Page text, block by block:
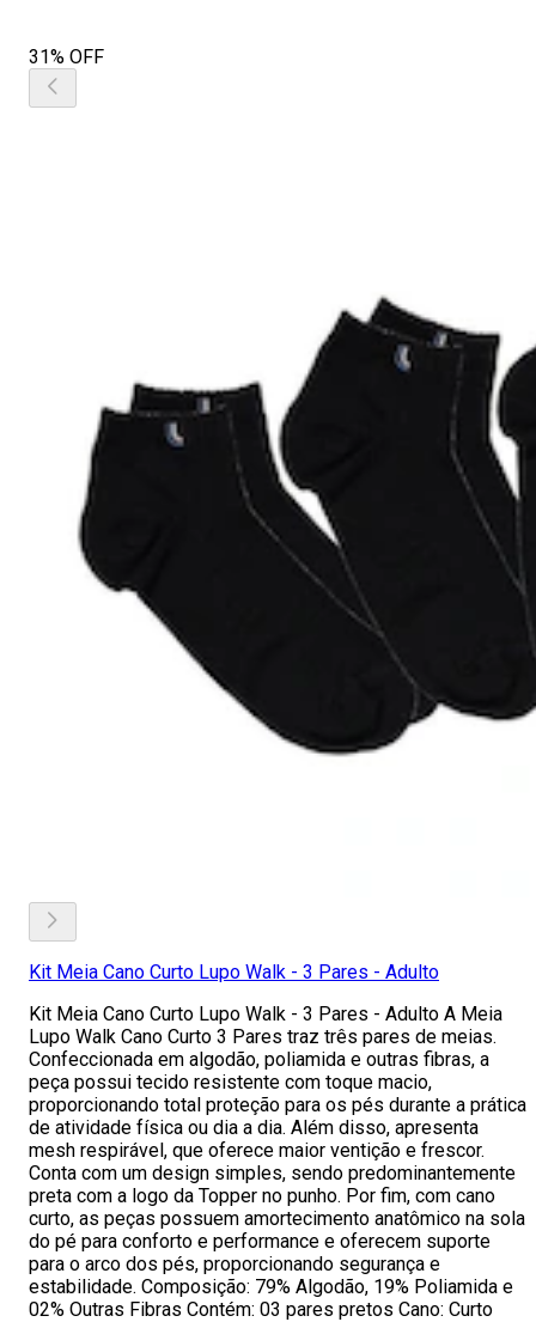
31% OFF
Kit Meia Cano Curto Lupo Walk - 3 Pares - Adulto
Kit Meia Cano Curto Lupo Walk - 3 Pares - Adulto A Meia
Lupo Walk Cano Curto 3 Pares traz três pares de meias.
Confeccionada em algodão, poliamida e outras fibras, a
peça possui tecido resistente com toque macio,
proporcionando total proteção para os pés durante a prática
de atividade física ou dia a dia. Além disso, apresenta
mesh respirável, que oferece maior ventição e frescor.
Conta com um design simples, sendo predominantemente
preta com a logo da Topper no punho. Por fim, com cano
curto, as peças possuem amortecimento anatômico na sola
do pé para conforto e performance e oferecem suporte
para o arco dos pés, proporcionando segurança e
estabilidade. Composição: 79% Algodão, 19% Poliamida e
02% Outras Fibras Contém: 03 pares pretos Cano: Curto